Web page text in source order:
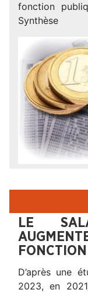
fonction
Synthèse
LE
D’après une
2023, en